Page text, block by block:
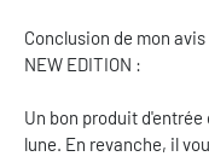
Conclusion de mon avis
NEW EDITION :
Un bon produit
lune. En revanche, il